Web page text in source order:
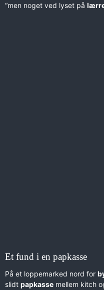
“men noget ved lyset på
Et fund i en papkasse
På et loppemarked nord for
slidt papkasse mellem kitch